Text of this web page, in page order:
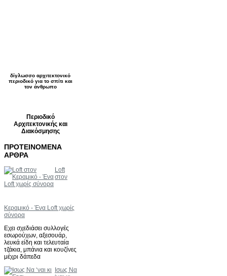
δίγλωσσο αρχιτεκτονικό
περιοδικό για το σπίτι και
τον άνθρωπο
Περιοδικό
Αρχιτεκτονικής και
Διακόσμησης
ΠΡΟΤΕΙΝΟΜΕΝΑ
ΑΡΘΡΑ
Loft
στον
Κεραμικό - Ένα Loft χωρίς
σύνορα
Eχει σχεδιάσει συλλογές
εσωρούχων, αξεσουάρ,
λευκά είδη και τελευταία
τζάκια, μπάνια και κουζίνες
μέχρι δάπεδα
Iσως Να